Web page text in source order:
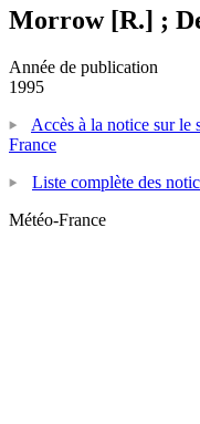
Morrow [R.] ;
Année de publication
1995
Accès à la notice sur le
France
Liste complète des
Météo-France